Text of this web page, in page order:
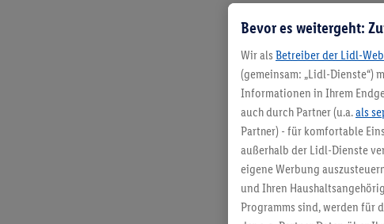
Bevor es weitergeht:
Wir als Betreiber der Lidl-
(gemeinsam: „Lidl-Dienste“)
Informationen in Ihrem
auch durch Partner (u.a.als
Partner) - für komfortable
außerhalb der Lidl-Dienste
eigene Werbung
und Ihren
Programms sind, werden für